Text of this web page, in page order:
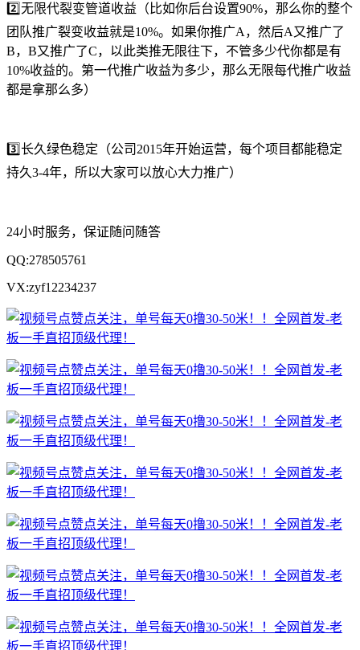
2️⃣无限代裂变管道收益（比如你后台设置90%，那么你的整个
团队推广裂变收益就是10%。如果你推广A，然后A又推广了
B，B又推广了C，以此类推无限往下，不管多少代你都是有
10%收益的。第一代推广收益为多少，那么无限每代推广收益
都是拿那么多）
3️⃣长久绿色稳定（公司2015年开始运营，每个项目都能稳定
持久3-4年，所以大家可以放心大力推广）
24小时服务，保证随问随答
QQ:278505761
VX:zyf12234237